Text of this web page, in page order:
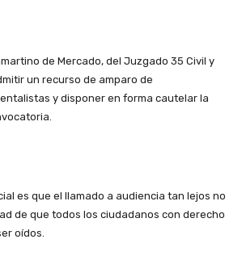
de Mercado, del Juzgado 35 Civil y
un recurso de amparo de
y disponer en forma cautelar la
es que el llamado a audiencia tan lejos no
de que todos los ciudadanos con derecho
oídos.